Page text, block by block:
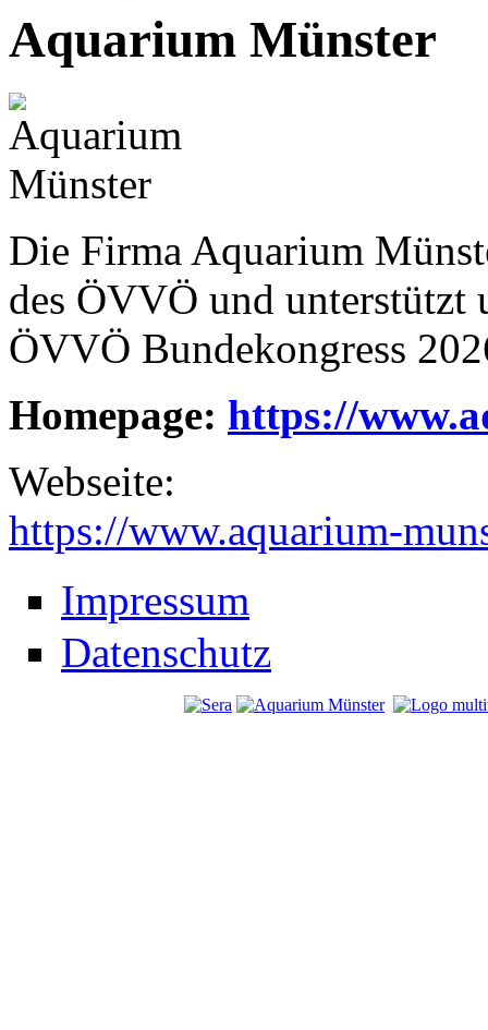
Aquarium Münster
Die Firma Aquarium
des ÖVVÖ und unterstützt
ÖVVÖ Bundekongress
Homepage: https://
Webseite:
https://www.aquarium-
Impressum
Datenschutz